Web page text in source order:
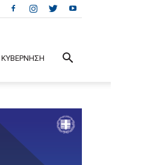
ΚΥΒΕΡΝΗΣΗ